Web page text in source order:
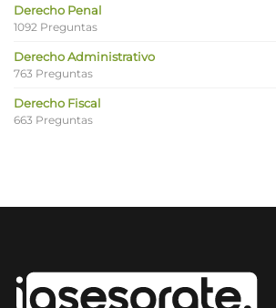
Derecho Penal
1092 Preguntas
Derecho Administrativo
763 Preguntas
Derecho Fiscal
663 Preguntas